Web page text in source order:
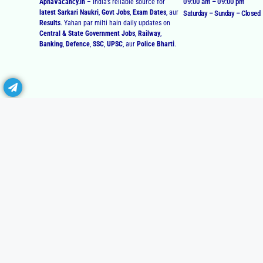
ApnaVacancy.in – India’s reliable source for
latest Sarkari Naukri,Govt Jobs, Exam Dates, aur
Results. Yahan par milti hain daily updates on
Central & State Government Jobs, Railway,
Banking, Defence,SSC,UPSC, aur Police Bharti.
Saturday – Sunday – Closed